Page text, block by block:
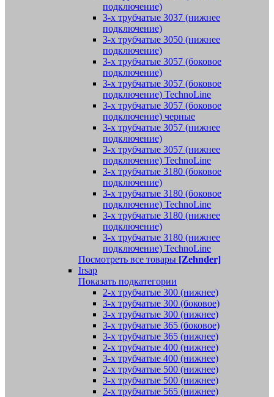
подключение)
3-х трубчатые 3037 (нижнее
подключение)
3-х трубчатые 3050 (нижнее
подключение)
3-х трубчатые 3057 (боковое
подключение)
3-х трубчатые 3057 (боковое
подключение) TechnoLine
3-х трубчатые 3057 (боковое
подключение) черные
3-х трубчатые 3057 (нижнее
подключение)
3-х трубчатые 3057 (нижнее
подключение) TechnoLine
3-х трубчатые 3180 (боковое
подключение)
3-х трубчатые 3180 (боковое
подключение) TechnoLine
3-х трубчатые 3180 (нижнее
подключение)
3-х трубчатые 3180 (нижнее
подключение) TechnoLine
Посмотреть все товары [Zehnder]
Irsap
Показать подкатегории
2-х трубчатые 300 (нижнее)
3-х трубчатые 300 (боковое)
3-х трубчатые 300 (нижнее)
3-х трубчатые 365 (боковое)
3-х трубчатые 365 (нижнее)
2-х трубчатые 400 (нижнее)
3-х трубчатые 400 (нижнее)
2-х трубчатые 500 (нижнее)
3-х трубчатые 500 (нижнее)
2-х трубчатые 565 (нижнее)